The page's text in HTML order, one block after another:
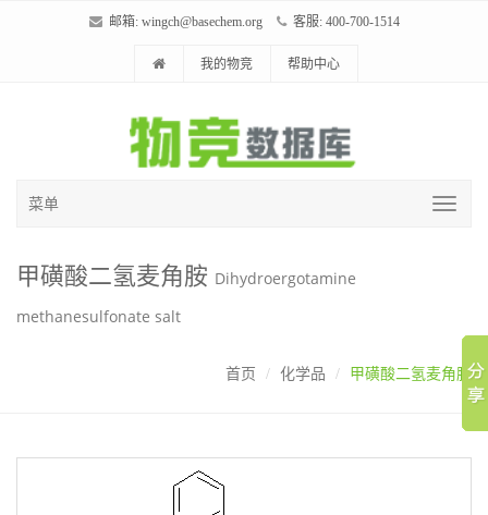
邮箱: wingch@basechem.org 客服: 400-700-1514
我的物竞 帮助中心
菜单
甲磺酸二氢麦角胺 Dihydroergotamine
methanesulfonate salt
首页 化学品 甲磺酸二氢麦角胺